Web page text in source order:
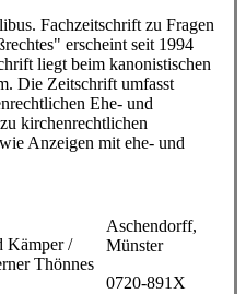
Fachzeitschrift zu Fragen
erscheint seit 1994
liegt beim kanonistischen
Die Zeitschrift umfasst
Ehe- und
kirchenrechtlichen
Anzeigen mit ehe- und
Kämper /
Thönnes
Aschendorff,
Münster
0720-891X